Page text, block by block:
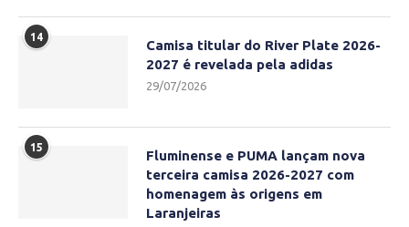
14
Camisa titular do River Plate 2026-
2027 é revelada pela adidas
29/07/2026
15
Fluminense e PUMA lançam nova
terceira camisa 2026-2027 com
homenagem às origens em
Laranjeiras